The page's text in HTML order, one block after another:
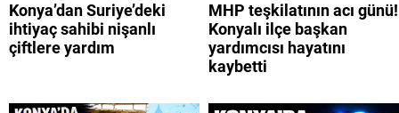
Konya’dan Suriye’deki
ihtiyaç sahibi nişanlı
çiftlere yardım
MHP teşkilatının acı günü!
Konyalı ilçe başkan
yardımcısı hayatını
kaybetti